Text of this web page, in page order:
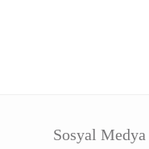
Sosyal Medya